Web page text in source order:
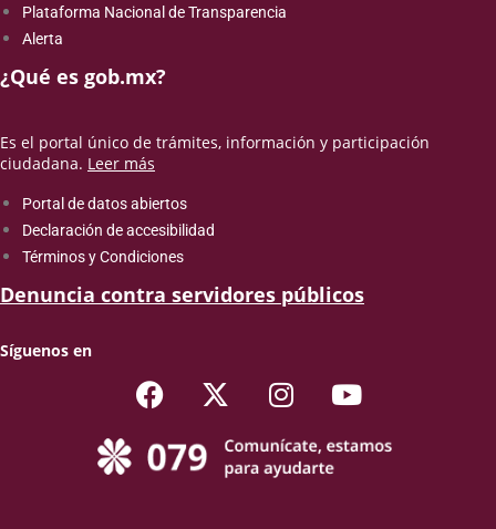
Plataforma Nacional de Transparencia
Alerta
¿Qué es gob.mx?
Es el portal único de trámites, información y participación
ciudadana. Leer más
Portal de datos abiertos
Declaración de accesibilidad
Términos y Condiciones
Denuncia contra servidores públicos
Síguenos en